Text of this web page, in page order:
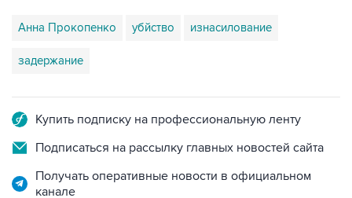
Анна Прокопенко убйство изнасилование
задержание
Купить подписку на профессиональную ленту
Подписаться на рассылку главных новостей сайта
Получать оперативные новости в официальном
канале